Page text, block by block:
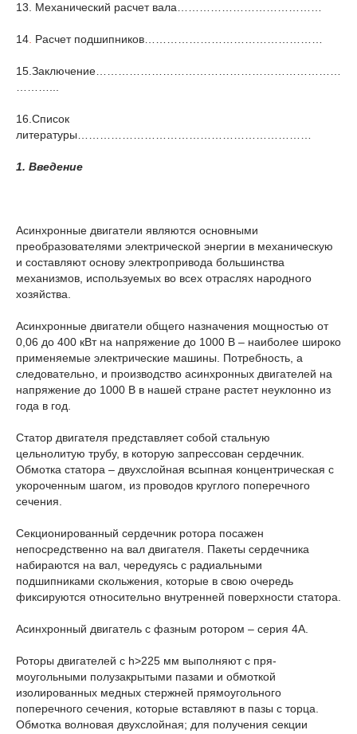
13. Механический расчет вала
14 Расчет подшипников…………………………………………
15.Заключение…………………………………………………………
16.Список
литературы………………………………………………………
1. Введение
Асинхронные двигатели являются основными
преобразователями электрической энергии в механическую
и составляют основу электропривода большинства
механизмов, используемых во всех отраслях народного
хозяйства.
Асинхронные двигатели общего назначения мощностью от
0,06 до 400 кВт на напряжение до 1000 В – наиболее широко
применяемые электрические машины. Потребность, а
следовательно, и производство асинхронных двигателей на
напряжение до 1000 В в нашей стране растет неуклонно из
года в год.
Статор двигателя представляет собой стальную
цельнолитую трубу, в которую запрессован сердечник.
Обмотка статора – двухслойная всыпная концентрическая с
укороченным шагом, из проводов круглого поперечного
сечения.
Секционированный сердечник ротора посажен
непосредственно на вал двигателя. Пакеты сердечника
набираются на вал, чередуясь с радиальными
подшипниками скольжения, которые в свою очередь
фиксируются относительно внутренней поверхности статора.
Асинхронный двигатель с фазным ротором – серия 4А.
Роторы двигателей с h>225 мм выполняют с пря­
моугольными полузакрытыми пазами и обмоткой
изолированных медных стержней прямоугольного
поперечного сечения, которые вставляют в пазы с торца.
Обмотка волновая двухслойная; для получения секции